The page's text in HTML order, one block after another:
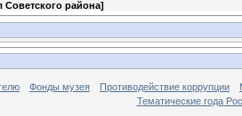
района]
Фонды музея Противодействие коррупции
Тематические года